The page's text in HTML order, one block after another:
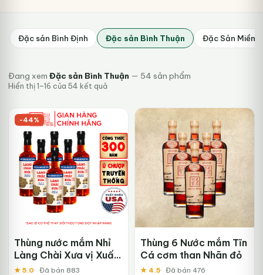
Đang xem Đặc sản Bình Thuận — 54 sản phẩm
Hiển thị 1–16 của 54 kết quảĐã
nhất
-44%
Thùng nước mắm Nhỉ
Làng Chài Xưa vị Xuất
Khẩu
★ 5.0
Đã bán 883
Thùng 6 Nước mắm Tĩn
Cá cơm than Nhãn đỏ
★ 4.5 Đã bán 476
Đặc sản Bình Định Đặc sản Bình Thuận Đặc Sản Miền